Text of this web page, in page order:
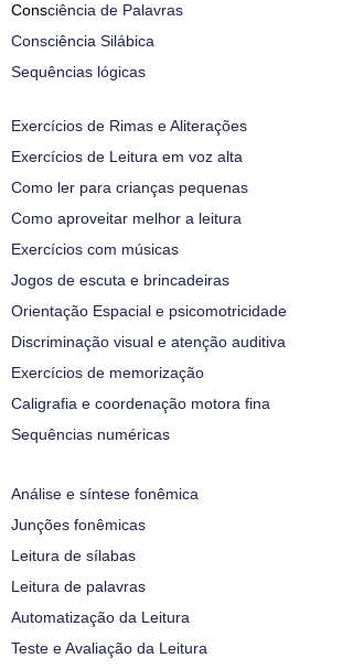
Consciência de Palavras
Consciência Silábica
Sequências lógicas
Exercícios de Rimas e Aliterações
Exercícios de Leitura em voz alta
Como ler para crianças pequenas
Como aproveitar melhor a leitura
Exercícios com músicas
Jogos de escuta e brincadeiras
Orientação Espacial e psicomotricidade
Discriminação visual e atenção auditiva
Exercícios de memorização
Caligrafia e coordenação motora fina
Sequências numéricas
Análise e síntese fonêmica
Junções fonêmicas
Leitura de sílabas
Leitura de palavras
Automatização da Leitura
Teste e Avaliação da Leitura